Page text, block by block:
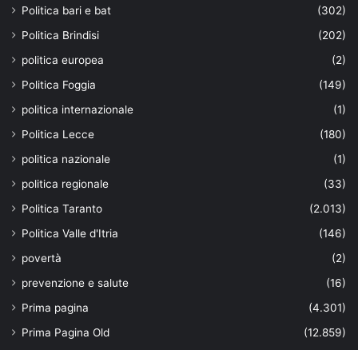
Politica bari e bat
(302)
Politica Brindisi
(202)
politica europea
(2)
Politica Foggia
(149)
politica internazionale
(1)
Politica Lecce
(180)
politica nazionale
(1)
politica regionale
(33)
Politica Taranto
(2.013)
Politica Valle d'Itria
(146)
povertà
(2)
prevenzione e salute
(16)
Prima pagina
(4.301)
Prima Pagina Old
(12.859)